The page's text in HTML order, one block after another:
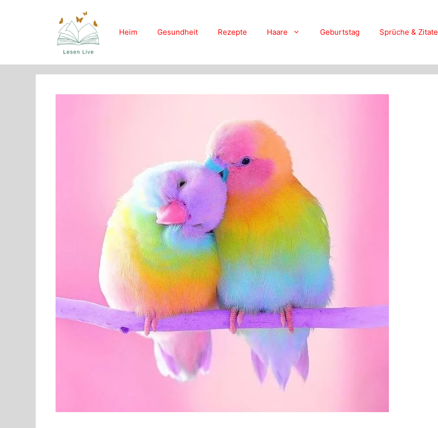
Heim Gesundheit Rezepte Haare Geburtstag Sprüche & Zitate